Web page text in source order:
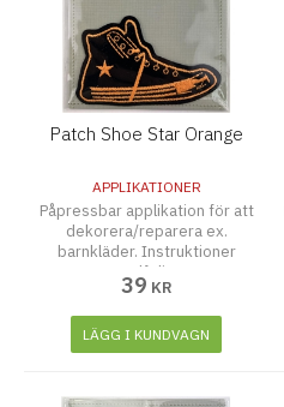
Patch Shoe Star Orange
APPLIKATIONER
Påpressbar applikation för att
dekorera/reparera ex.
barnkläder. Instruktioner
medföljer.
39 KR
LÄGG I KUNDVAGN